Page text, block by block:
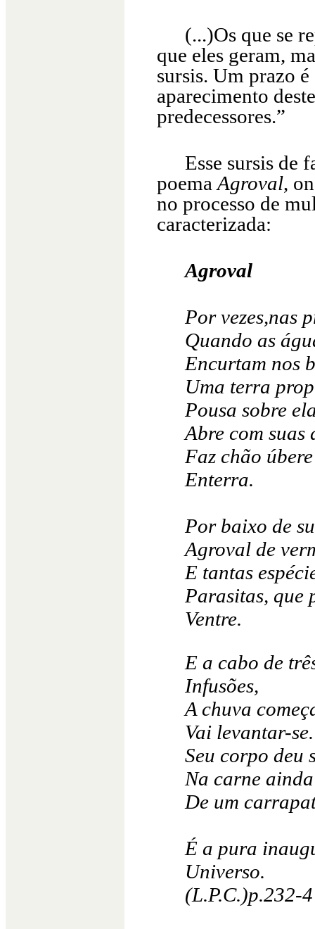
(...)Os que se
que eles geram,
sursis. Um prazo
aparecimento
predecessores.”
Esse sursis de
poema Agroval,
no processo de
caracterizada:
Agroval
Por vezes,nas
Quando as
Encurtam nos
Uma terra
Pousa sobre
Abre com suas
Faz chão
Enterra.
Por baixo de
Agroval de
E tantas
Parasitas, que
Ventre.
E a cabo de
Infusões,
A chuva
Vai levantar-se.
Seu corpo deu
Na carne
De um
É a pura
Universo.
(L.P.C.)p.232-4